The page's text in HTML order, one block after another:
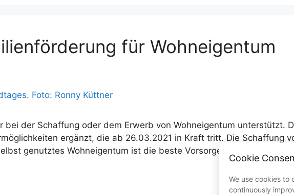
für Wohneigentum
bei der Schaffung oder dem Erwerb von Wohneigentum unterstützt.
ergänzt, die ab 26.03.2021 in Kraft tritt. Die Schaffung
genutztes Wohneigentum ist die beste Vorsorge gegen
Cookie
We use cookies to
continuously